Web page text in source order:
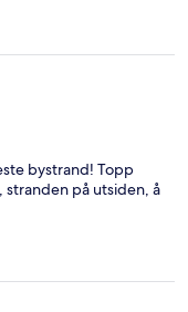
bystrand! Topp
på utsiden, å